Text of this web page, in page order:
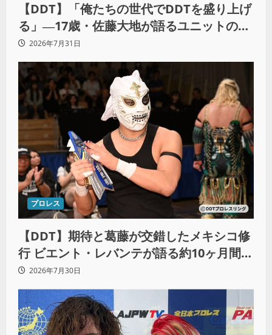
【DDT】「俺たちの世代でDDTを盛り上げ
る」―17歳・佐藤大地が語るユニットの絆
とシングル王座への飽くなき野望
2026年7月31日
プロレス
【DDT】期待と葛藤が交錯したメキシコ修
行 ビエント・レバンテが語る約10ヶ月間の
苦悩「くすぶっている自分に腹を立ててい
る」
2026年7月30日